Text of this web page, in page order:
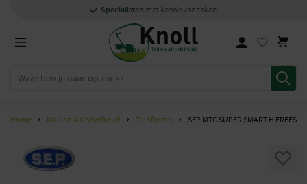
Specialisten met kennis van zaken
1000m2showroom in Staphorst
Persoonlijkensnelcontact
Specialisten met kennis van zaken
Home Maaien & Onderhoud Tuinfrezen SEP MTC SUPER SMART H FREES